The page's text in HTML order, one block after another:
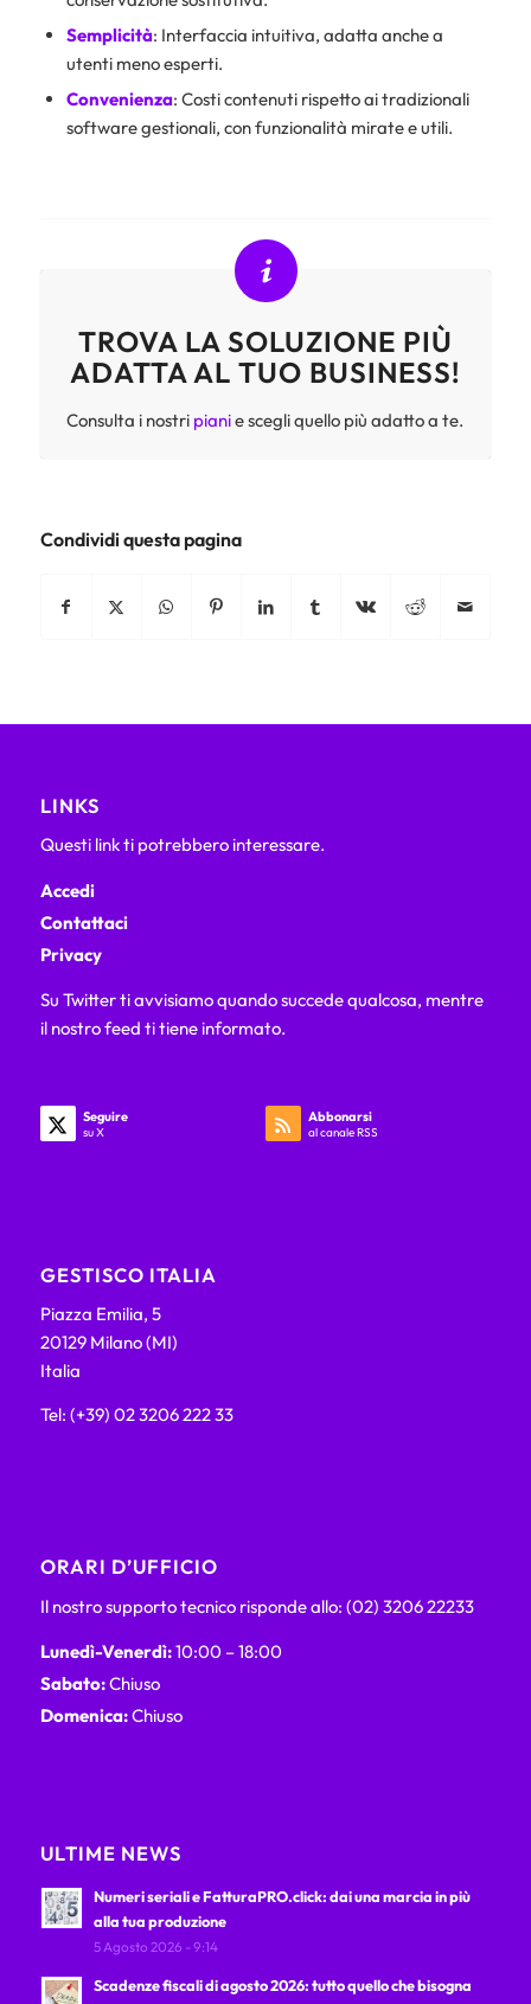
Semplicità: Interfaccia intuitiva, adatta anche a
utenti meno esperti.
Convenienza: Costi contenuti rispetto ai tradizionali
software gestionali, con funzionalità mirate e utili.
TROVA LA SOLUZIONE PIÙ
ADATTA AL TUO BUSINESS!
Consulta i nostri pianie scegli quello più adatto a te.
Condividi questa pagina
LINKS
Questi link ti potrebbero interessare.
Accedi
Contattaci
Privacy
Su Twitter ti avvisiamo quando succede qualcosa, mentre
il nostro feed ti tiene informato.
Seguire
su X
Abbonarsi
al canale RSS
GESTISCO ITALIA
Piazza Emilia, 5
20129 Milano (MI)
Italia
Tel: (+39) 02 3206 222 33
ORARI D’UFFICIO
Il nostro supporto tecnico risponde allo: (02) 3206 22233
Lunedì-Venerdì:10:00 – 18:00
Sabato:Chiuso
Domenica:Chiuso
ULTIME NEWS
Numeri seriali e FatturaPRO.click: dai una marcia in più
alla tua produzione
5 Agosto 2026 - 9:14
Scadenze fiscali di agosto 2026: tutto quello che bisogna